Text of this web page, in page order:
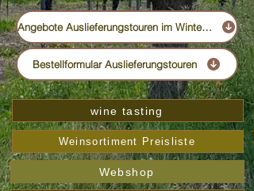
Angebote Auslieferungstouren im Winter 2025 sowie Infos zu Weinproben bei Ihnen Zuhause etc.
Bestellformular Auslieferungstouren
wine tasting
Weinsortiment Preisliste
Webshop